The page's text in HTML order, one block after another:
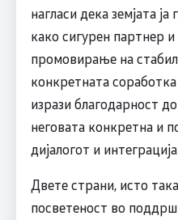
нагласи дека земјата
како сигурен партнер
промовирање на
конкретната
изрази благодарност
неговата конкретна и
дијалогот и
Двете страни, исто
посветеност во